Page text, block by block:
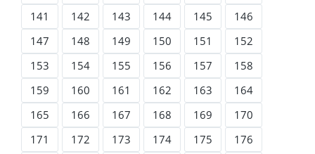
141
142 143 144 145
146
147
148 149 150 151
152
153
154 155 156 157
158
159
160 161 162 163
164
165
166 167 168 169
170
171
172 173 174 175
176